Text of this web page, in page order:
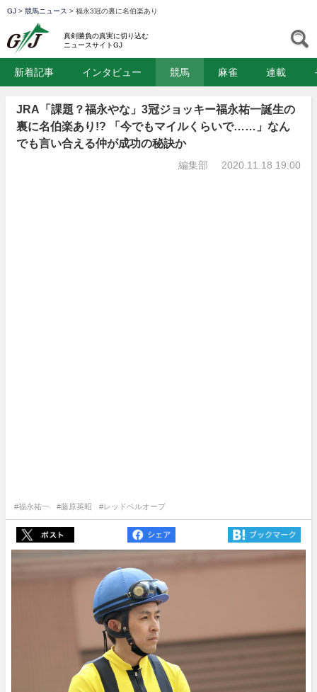
GJ > 競馬ニュース > 福永3冠の裏に名伯楽あり
真剣勝負の真実に切り込む
ニュースサイトGJ
新着記事 インタビュー 競馬 麻雀 連載
JRA「課題？福永やな」3冠ジョッキー福永祐一誕生の
裏に名伯楽あり!? 「今でもマイルくらいで……」なん
でも言い合える仲が成功の秘訣か
編集部 2020.11.18 19:00
#福永祐一 #藤原英昭 #レッドベルオーブ